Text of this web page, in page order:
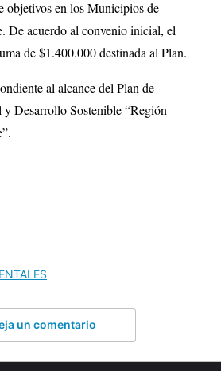
objetivos en los Municipios de
De acuerdo al convenio inicial, el
de $1.400.000 destinada al Plan.
al alcance del Plan de
Desarrollo Sostenible “Región
un comentario